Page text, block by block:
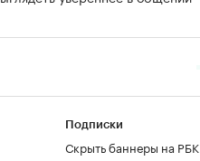
Подписки
Скрыть баннеры на РБК